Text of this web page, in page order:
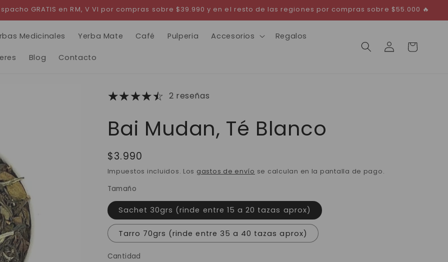
GRATIS en RM, V VI por compras sobre $39.990 y en el resto de las regiones por compras sobre $55.000 🔥
Medicinales Yerba Mate Café Pulperia Accesorios Regalos
Blog Contacto
Iniciar
sesión
Carrito
2 reseñas
Bai Mudan, Té Blanco
Precio
habitual
$3.990
Impuestos incluidos. Los gastos de envío se calculan en la pantalla de pago.
Tamaño
Sachet 30grs (rinde entre 15 a 20 tazas aprox)
Tarro 70grs (rinde entre 35 a 40 tazas aprox)
Cantidad